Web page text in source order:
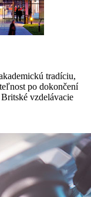
tradíciu,
po dokončení
vzdelávacie